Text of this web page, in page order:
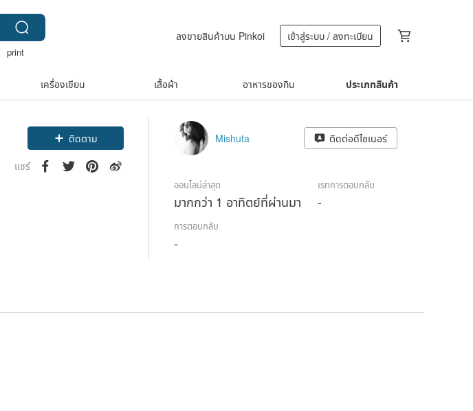
print
ลงขายสินค้าบน Pinkoi เข้าสู่ระบบ / ลงทะเบียน
เครื่องเขียน เสื้อผ้า อาหารของกิน ประเภทสินค้า
ติดตาม
แชร์
Mishuta ติดต่อดีไซเนอร์
ออนไลน์ล่าสุด
มากกว่า 1 อาทิตย์ที่ผ่านมา
เรทการตอบกลับ
-
การตอบกลับ
-